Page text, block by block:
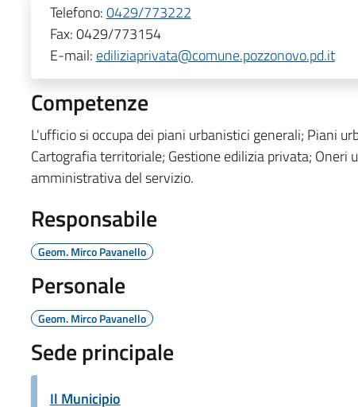
Telefono:0429/773222
Fax:0429/773154
E-mail: ediliziaprivata@comune.pozzonovo.pd.it
Competenze
L'ufficio si occupa dei piani urbanistici generali; Piani
Cartografia territoriale; Gestione edilizia privata;
amministrativa del servizio.
Responsabile
Geom. Mirco Pavanello
Personale
Geom. Mirco Pavanello
Sede principale
Il Municipio